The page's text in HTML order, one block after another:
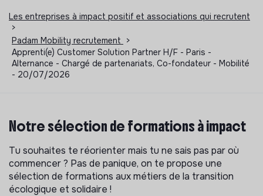
Les entreprises à impact positif et associations qui recrutent
>
Padam Mobility recrutement
>
Apprenti(e) Customer Solution Partner H/F - Paris -
Alternance - Chargé de partenariats, Co-fondateur - Mobilité
- 20/07/2026
Notre sélection de formations à impact
Tu souhaites te réorienter mais tu ne sais pas par où
commencer ? Pas de panique, on te propose une
sélection de formations aux métiers de la transition
écologique et solidaire !